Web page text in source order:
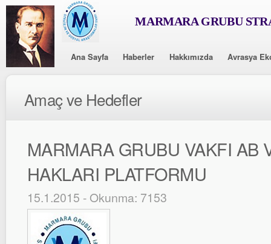
MARMARA GRUBU
Ana Sayfa Haberler Hakkımızda Avrasya
Amaç ve Hedefler
MARMARA GRUBU VAKFI AB
HAKLARI PLATFORMU
15.1.2015 - Okunma: 7153